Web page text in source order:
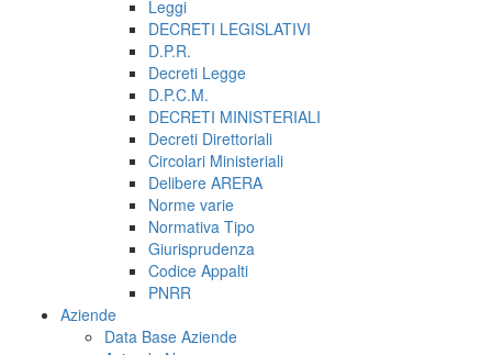
Leggi
DECRETI LEGISLATIVI
D.P.R.
Decreti Legge
D.P.C.M.
DECRETI MINISTERIALI
Decreti Direttoriali
Circolari Ministeriali
Delibere ARERA
Norme varie
Normativa Tipo
Giurisprudenza
Codice Appalti
PNRR
Aziende
Data Base Aziende